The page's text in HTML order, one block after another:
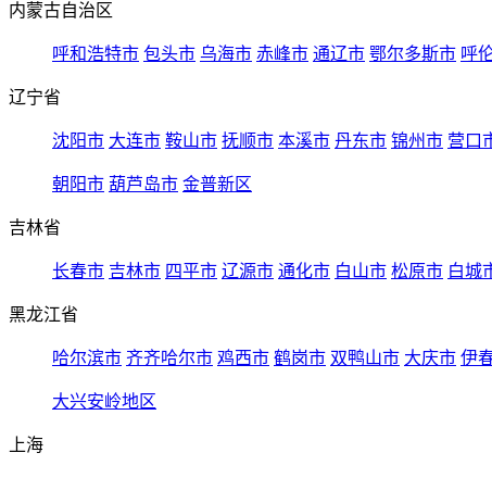
内蒙古自治区
呼和浩特市 包头市 乌海市 赤峰市 通辽市 鄂尔多斯市 呼
辽宁省
沈阳市 大连市 鞍山市 抚顺市 本溪市 丹东市 锦州市 营口
朝阳市 葫芦岛市 金普新区
吉林省
长春市 吉林市 四平市 辽源市 通化市 白山市 松原市 白城
黑龙江省
哈尔滨市 齐齐哈尔市 鸡西市 鹤岗市 双鸭山市 大庆市 伊
大兴安岭地区
上海